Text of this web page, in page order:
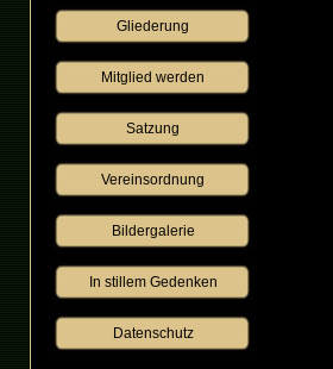
Gliederung
Mitglied werden
Satzung
Vereinsordnung
Bildergalerie
 In stillem Gedenken 
Datenschutz